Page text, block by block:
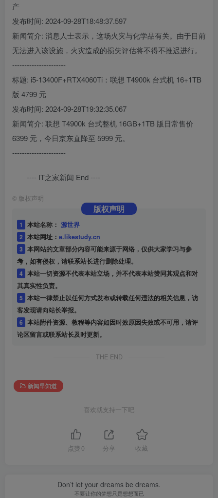
产
发布时间: 2024-09-28T18:48:37.597
新闻简介: 消息人士表示，这场火灾与化学品有关。由于目前
无法进入该设施，火灾造成的损失评估将不得不推迟进行。
----------------------
标题: i5-13400F+RTX4060Ti：联想 T4900k 台式机 16+1TB
版 4799 元
发布时间: 2024-09-28T19:32:35.067
新闻简介: 联想 T4900k 台式整机 16GB+1TB 版日常售价
6399 元，今日京东直降至 5999 元。
----------------------
---- IT之家新闻 End ----
© 版权声明
版权声明
1 本站名称： 源世界
2 本站网址： e.likestudy.cn
3 本网站的文章部分内容可能来源于网络，仅供大家学习与参
考，如有侵权，请联系站长进行删除处理。
4 本站一切资源不代表本站立场，并不代表本站赞同其观点和对
其真实性负责。
5 本站一律禁止以任何方式发布或转载任何违法的相关信息，访
客发现请向站长举报。
6 本站附件资源、教程等内容如因时效原因失效或不可用，请评
论区留言或联系站长及时更新。
THE END
新闻早知道
喜欢就支持一下吧
点赞 0 分享 收藏
Don’t let your dreams be dreams.
不要让你的梦想只是想想而已